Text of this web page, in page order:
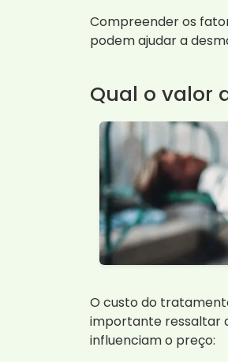
Compreender os
podem ajudar a
Qual o valor
O custo do
importante ressaltar
influenciam o preço: